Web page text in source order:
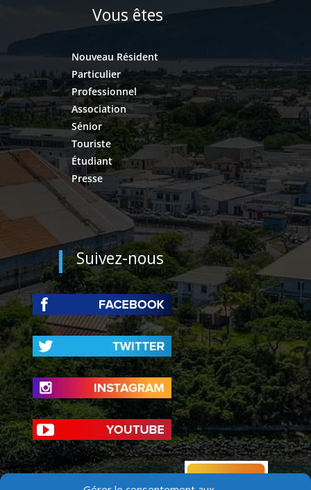
Vous êtes
Nouveau Résident
Particulier
Professionnel
Association
Sénior
Touriste
Étudiant
Presse
Suivez-nous